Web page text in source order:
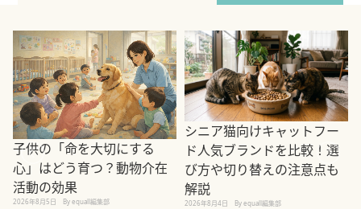
子供の「命を大切にする
心」はどう育つ？動物介在
活動の効果
2026年8月5日 By equall編集部
シニア猫向けキャットフー
ド人気ブランドを比較！選
び方や切り替えの注意点も
解説
2026年8月4日 By equall編集部